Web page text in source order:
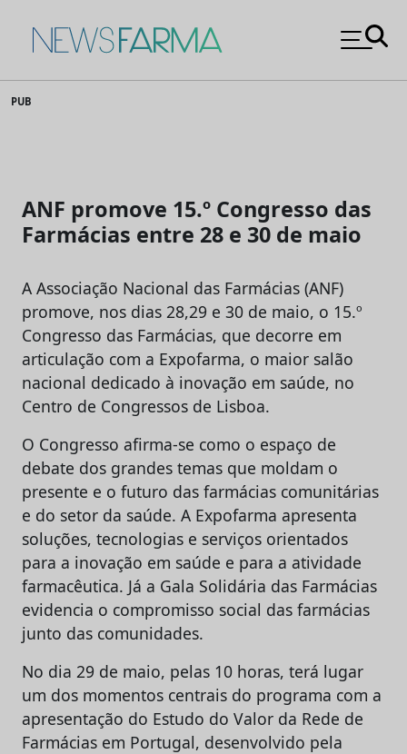
to
News Farma
PUB
ANF promove 15.º Congresso das
Farmácias entre 28 e 30 de maio
A Associação Nacional das Farmácias (ANF)
promove, nos dias 28,29 e 30 de maio, o 15.º
Congresso das Farmácias, que decorre em
articulação com a Expofarma, o maior salão
nacional dedicado à inovação em saúde, no
Centro de Congressos de Lisboa.
O Congresso afirma-se como o espaço de
debate dos grandes temas que moldam o
presente e o futuro das farmácias comunitárias
e do setor da saúde. A Expofarma apresenta
soluções, tecnologias e serviços orientados
para a inovação em saúde e para a atividade
farmacêutica. Já a Gala Solidária das Farmácias
evidencia o compromisso social das farmácias
junto das comunidades.
No dia 29 de maio, pelas 10 horas, terá lugar
um dos momentos centrais do programa com a
apresentação do Estudo do Valor da Rede de
Farmácias em Portugal, desenvolvido pela